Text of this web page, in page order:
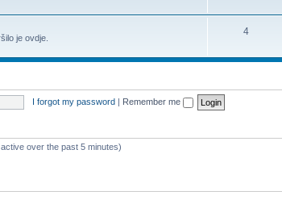
je ovdje.
4
I forgot my password | Remember me
over the past 5 minutes)